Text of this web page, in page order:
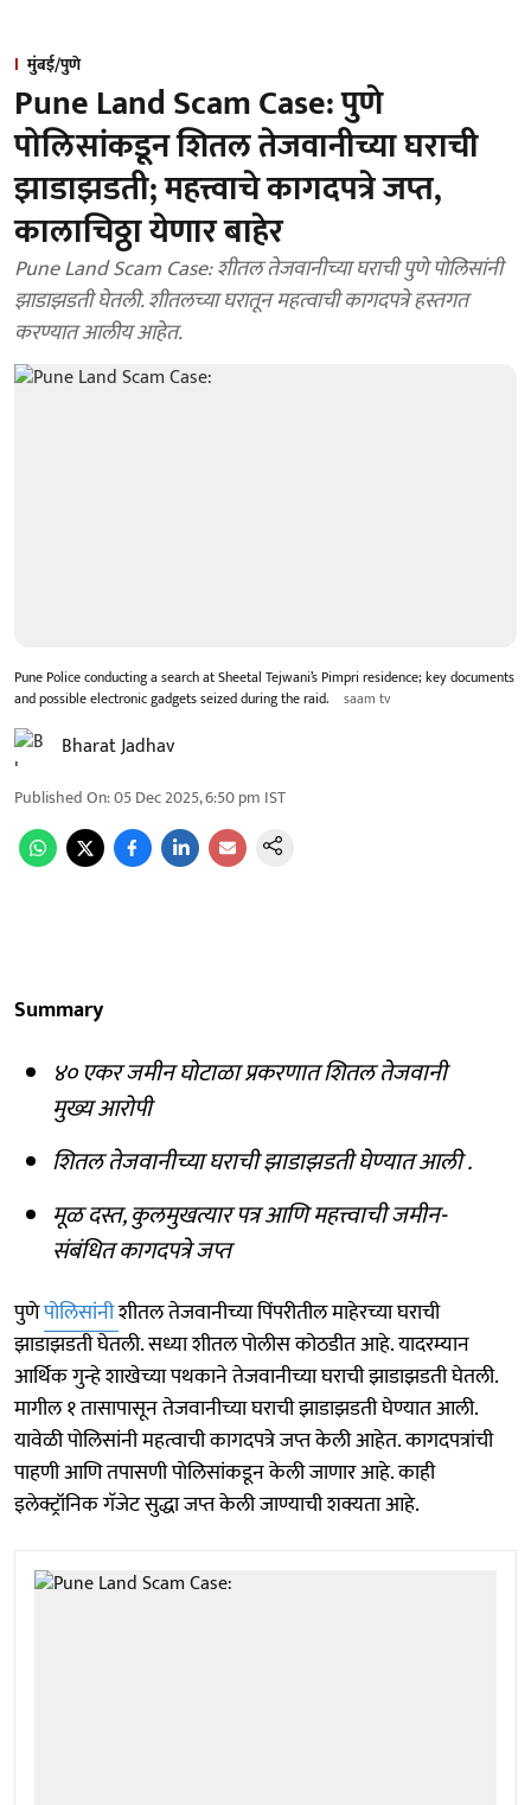
मुंबई/पुणे
Pune Land Scam Case: पुणे
पोलिसांकडून शितल तेजवानीच्या घराची
झाडाझडती; महत्त्वाचे कागदपत्रे जप्त,
कालाचिठ्ठा येणार बाहेर
Pune Land Scam Case: शीतल तेजवानीच्या घराची पुणे पोलिसांनी
झाडाझडती घेतली. शीतलच्या घरातून महत्वाची कागदपत्रे हस्तगत
करण्यात आलीय आहेत.
Pune Police conducting a search at Sheetal Tejwani’s Pimpri residence; key documents
and possible electronic gadgets seized during the raid.
saam tv
Bharat Jadhav
Published On:05 Dec 2025, 6:50 pm IST
Summary
४० एकर जमीन घोटाळा प्रकरणात शितल तेजवानी
मुख्य आरोपी
शितल तेजवानीच्या घराची झाडाझडती घेण्यात आली .
मूळ दस्त, कुलमुखत्यार पत्र आणि महत्त्वाची जमीन-
संबंधित कागदपत्रे जप्त
पुणेपोलिसांनीशीतल तेजवानीच्या पिंपरीतील माहेरच्या घराची
झाडाझडती घेतली. सध्या शीतल पोलीस कोठडीत आहे. यादरम्यान
आर्थिक गुन्हे शाखेच्या पथकाने तेजवानीच्या घराची झाडाझडती घेतली.
मागील १ तासापासून तेजवानीच्या घराची झाडाझडती घेण्यात आली.
यावेळी पोलिसांनी महत्वाची कागदपत्रे जप्त केली आहेत. कागदपत्रांची
पाहणी आणि तपासणी पोलिसांकडून केली जाणार आहे. काही
इलेक्ट्रॉनिक गॅजेट सुद्धा जप्त केली जाण्याची शक्यता आहे.